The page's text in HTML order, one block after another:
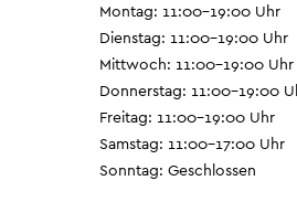
Montag: 11:00–19:00 Uhr
Dienstag: 11:00–19:00 Uhr
Mittwoch: 11:00–19:00 Uhr
Donnerstag: 11:00–19:00
Freitag: 11:00–19:00 Uhr
Samstag: 11:00–17:00 Uhr
Sonntag: Geschlossen